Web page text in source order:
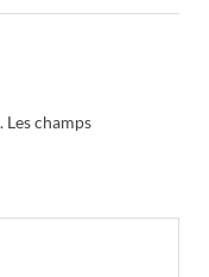
Les champs